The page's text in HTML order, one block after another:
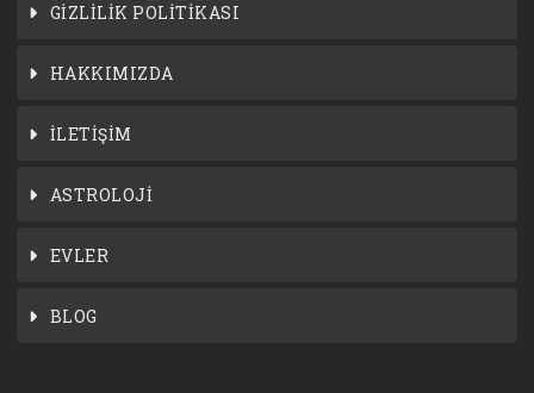
GİZLİLİK POLİTİKASI
HAKKIMIZDA
İLETİŞİM
ASTROLOJİ
EVLER
BLOG